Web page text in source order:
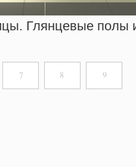
7 8 9
Глянцевые полы